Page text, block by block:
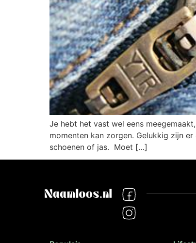
Je hebt het vast wel eens
momenten kan zorgen. Gelukkig zijn
schoenen of jas. Moet […]